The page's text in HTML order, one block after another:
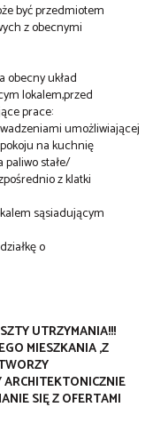
być przedmiotem
z obecnymi
obecny układ
lokalem,przed
prace:
umożliwiającej
na kuchnię
paliwo stałe/
z klatki
sąsiadującym
o
UTRZYMANIA!!!
MIESZKANIA ,Z
ARCHITEKTONICZNIE
SIĘ Z OFERTAMI